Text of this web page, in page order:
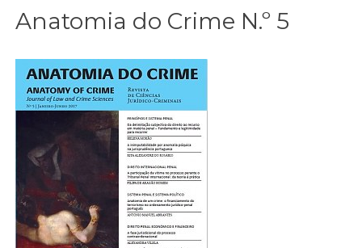
Anatomia do Crime N.º 5